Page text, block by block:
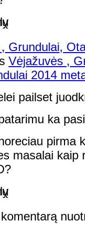
Grundulai,
Vėjažuvės ,
2014
pailset
ka
pirma
masalai